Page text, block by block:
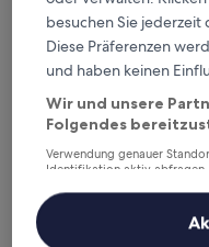
Verdiene
Mehr sparen
Überprüfe die
besuchen Sie jederzeit
Diese Präferenzen
und haben keinen
Wir und unsere
Folgendes
Verwendung genauer
Identifikation aktiv
Inhalte, Messung von
Zielgruppenforschung sowie